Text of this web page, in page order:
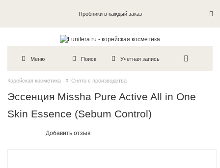
Пробники в каждый заказ
Меню Поиск Учетная запись
Корейская косметика Снято с производства
Эссенция Missha Pure Active All in One
Skin Essence (Sebum Control)
Добавить отзыв